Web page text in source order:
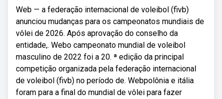
Web — a federação internacional de voleibol (fivb)
anunciou mudanças para os campeonatos mundiais de
vôlei de 2026. Após aprovação do conselho da
entidade,. Webo campeonato mundial de voleibol
masculino de 2022 foi a 20. ª edição da principal
competição organizada pela federação internacional
de voleibol (fivb) no período de. Webpolônia e itália
foram para a final do mundial de vôlei para fazer